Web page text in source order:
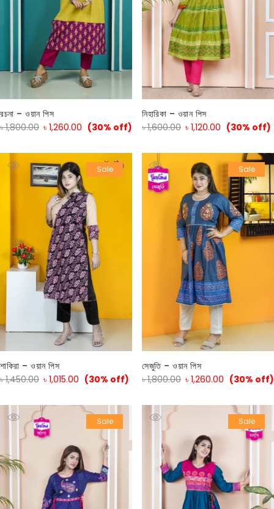
রচনা – ওয়ান পিস
৳1,800.00 ৳ 1,260.00 (30% off)
নিহারিকা – ওয়ান পিস
৳1,600.00 ৳ 1,120.00 (30% off)
Sale
শাকিরা – ওয়ান পিস
৳1,450.00 ৳ 1,015.00 (30% off)
Sale
সেজুতি – ওয়ান পিস
৳1,800.00 ৳ 1,260.00 (30% off)
Sale Sale